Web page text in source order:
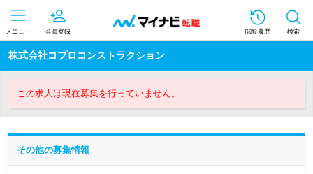
メニュー 会員登録 閲覧履歴 検索
株式会社コプロコンストラクション
この求人は現在募集を行っていません。
その他の募集情報